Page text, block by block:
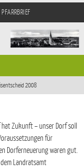
PFARRBRIEF
2008
Zukunft – unser Dorf soll
für
Dorferneuerung waren gut.
Landratsamt